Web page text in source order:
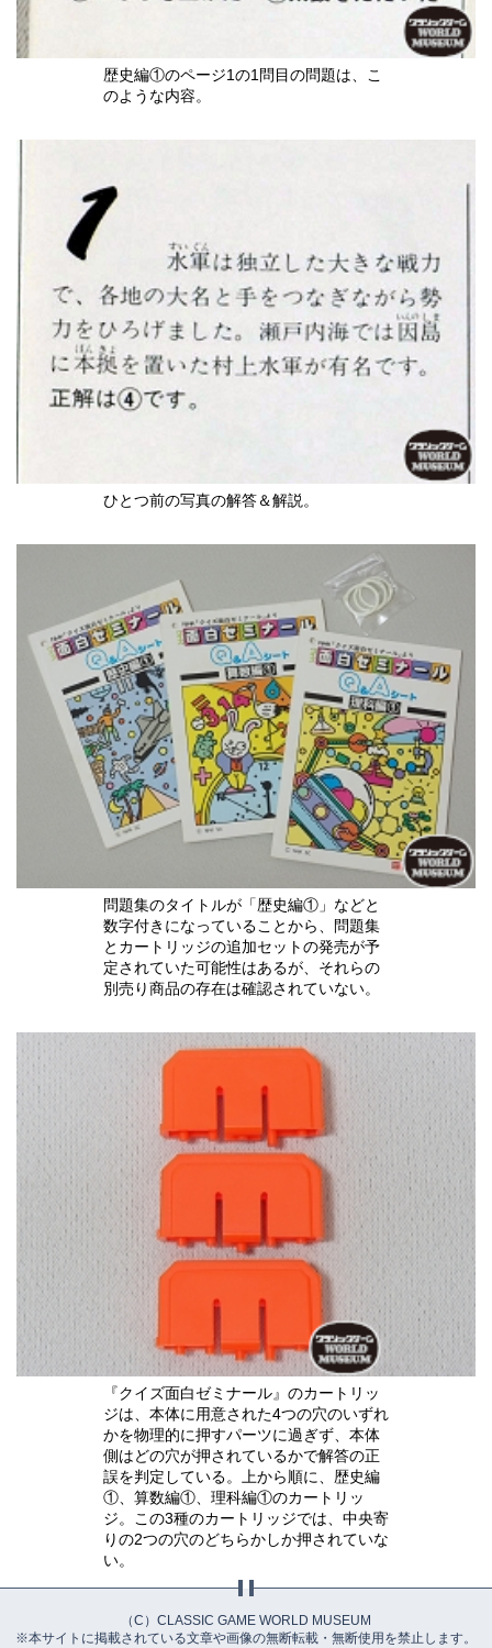
歴史編①のページ1の1問目の問題は、こ
のような内容。
ひとつ前の写真の解答＆解説。
問題集のタイトルが「歴史編①」などと
数字付きになっていることから、問題集
とカートリッジの追加セットの発売が予
定されていた可能性はあるが、それらの
別売り商品の存在は確認されていない。
『クイズ面白ゼミナール』のカートリッ
ジは、本体に用意された4つの穴のいずれ
かを物理的に押すパーツに過ぎず、本体
側はどの穴が押されているかで解答の正
誤を判定している。上から順に、歴史編
①、算数編①、理科編①のカートリッ
ジ。この3種のカートリッジでは、中央寄
りの2つの穴のどちらかしか押されていな
い。
（C）CLASSIC GAME WORLD MUSEUM
※本サイトに掲載されている文章や画像の無断転載・無断使用を禁止します。